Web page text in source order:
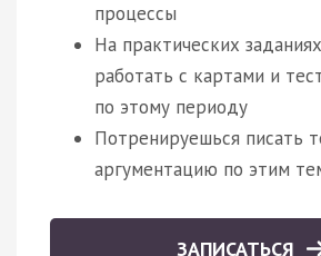
процессы
На практических
работать с картами и
по этому периоду
Потренируешься писать
аргументацию по этим
ЗАПИСАТЬСЯ